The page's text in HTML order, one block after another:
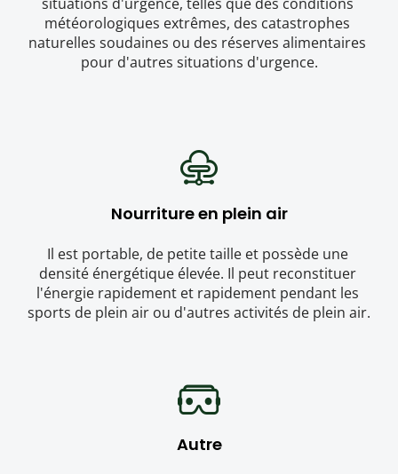
météorologiques extrêmes, des catastrophes
naturelles soudaines ou des réserves alimentaires
pour d'autres situations d'urgence.
Nourriture en plein air
Il est portable, de petite taille et possède une
densité énergétique élevée. Il peut reconstituer
l'énergie rapidement et rapidement pendant les
sports de plein air ou d'autres activités de plein air.
Autre